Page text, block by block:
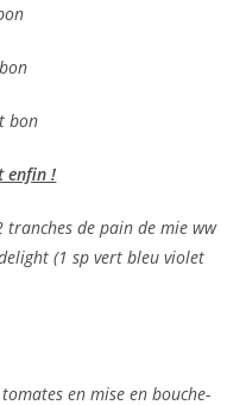
bon
enfin !
tranches de pain de mie ww
(1 sp vert bleu violet
en mise en bouche-